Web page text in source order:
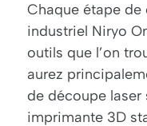
Chaque étape
industriel Niryo
outils que l’on
aurez
de découpe laser
imprimante 3D